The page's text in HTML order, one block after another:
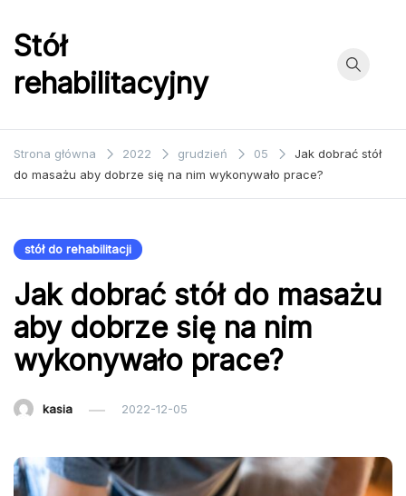
doStół
rehabilitacyjny
Strona główna 2022 grudzień 05
Jak dobrać stół
do masażu aby dobrze się na nim wykonywało prace?
stół do rehabilitacji
Jak dobrać stół do masażu
aby dobrze się na nim
wykonywało prace?
kasia 2022-12-05